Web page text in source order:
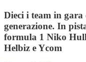
Dieci i team in gara
generazione. In
formula 1 Niko
Helbiz e Ycom